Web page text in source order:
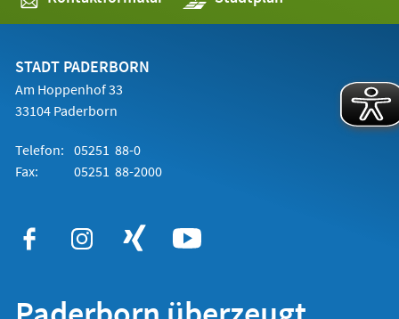
in
einem
STADT PADERBORN
Am Hoppenhof 33
33104 Paderborn
Telefon: 05251 88-0
Fax:
05251 88-2000